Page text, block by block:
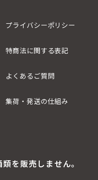
プライバシーポリシー
特商法に関する表記
よくあるご質問
集荷・発送の仕組み
を販売しません。